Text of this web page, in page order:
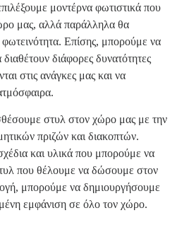
μοντέρνα φωτιστικά που
μας, αλλά παράλληλα θα
φωτεινότητα. Επίσης, μπορούμε να
διάφορες δυνατότητες
στις ανάγκες μας και να
στυλ στον χώρο μας με την
πριζών και διακοπτών.
και υλικά που μπορούμε να
που θέλουμε να δώσουμε στον
μπορούμε να δημιουργήσουμε
εμφάνιση σε όλο τον χώρο.